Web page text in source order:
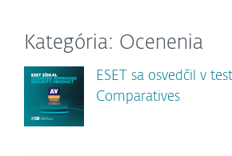
Kategória: Ocenenia
ESET sa osvedčil v
Comparatives